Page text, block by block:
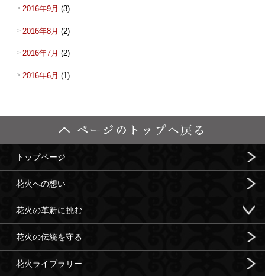
2016年9月 (3)
2016年8月 (2)
2016年7月 (2)
2016年6月 (1)
トップページ
花火への想い
花火の革新に挑む
花火の伝統を守る
花火ライブラリー